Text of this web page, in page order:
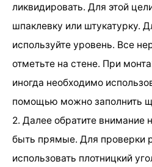
ликвидировать. Для этой
шпаклевку или штукатурку.
используйте уровень. Все
отметьте на стене. При
иногда необходимо
помощью можно заполнить
2. Далее обратите внимание
быть прямые. Для проверки
использовать плотницкий